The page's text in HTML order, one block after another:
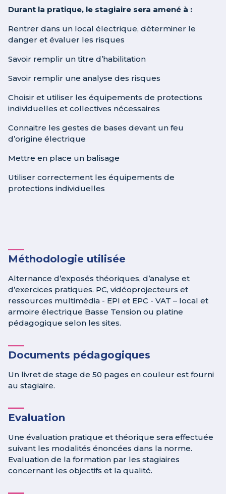
Durant la pratique, le stagiaire sera amené à :
Rentrer dans un local électrique, déterminer le
danger et évaluer les risques
Savoir remplir un titre d’habilitation
Savoir remplir une analyse des risques
Choisir et utiliser les équipements de protections
individuelles et collectives nécessaires
Connaitre les gestes de bases devant un feu
d’origine électrique
Mettre en place un balisage
Utiliser correctement les équipements de
protections individuelles
Méthodologie utilisée
Alternance d’exposés théoriques, d’analyse et
d’exercices pratiques. PC, vidéoprojecteurs et
ressources multimédia - EPI et EPC - VAT – local et
armoire électrique Basse Tension ou platine
pédagogique selon les sites.
Documents pédagogiques
Un livret de stage de 50 pages en couleur est fourni
au stagiaire.
Evaluation
Une évaluation pratique et théorique sera effectuée
suivant les modalités énoncées dans la norme.
Evaluation de la formation par les stagiaires
concernant les objectifs et la qualité.